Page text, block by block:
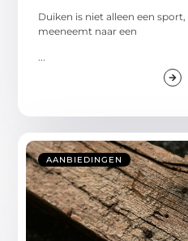
Duiken is niet alleen een
meeneemt naar een
...
AANBIEDINGEN